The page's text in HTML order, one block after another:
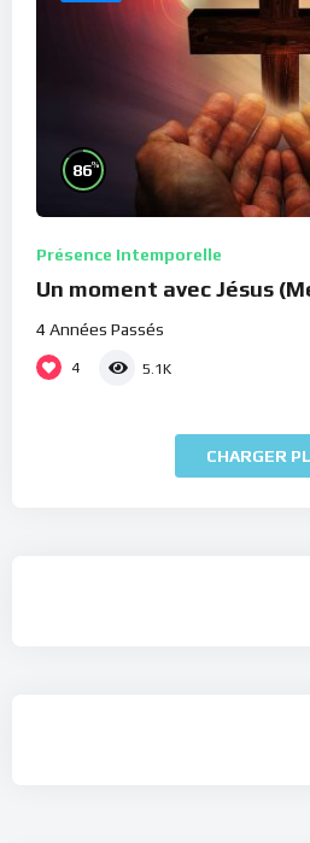
86%
Présence Intemporelle
Un moment avec Jésus
4 Années Passés
4 5.1K
CHARGER